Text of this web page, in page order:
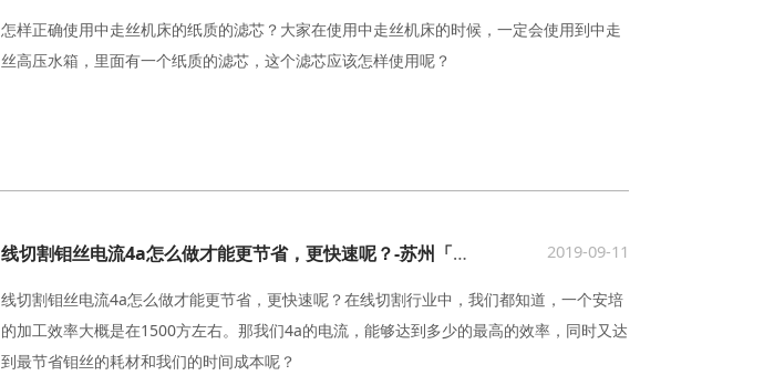
怎样正确使用中走丝机床的纸质的滤芯？大家在使用中走丝机床的时候，一定会使用到中走
丝高压水箱，里面有一个纸质的滤芯，这个滤芯应该怎样使用呢？
线切割钼丝电流4a怎么做才能更节省，更快速呢？-苏州「仁光智能」 2019-09-11
线切割钼丝电流4a怎么做才能更节省，更快速呢？在线切割行业中，我们都知道，一个安培
的加工效率大概是在1500方左右。那我们4a的电流，能够达到多少的最高的效率，同时又达
到最节省钼丝的耗材和我们的时间成本呢？